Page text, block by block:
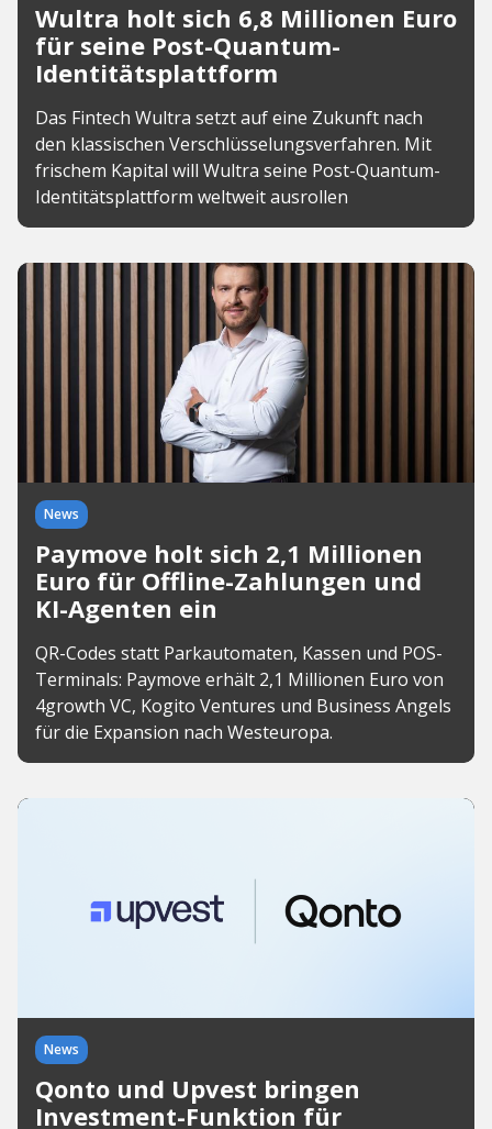
Wultra holt sich 6,8 Millionen Euro
für seine Post-Quantum-
Identitätsplattform
Das Fintech Wultra setzt auf eine Zukunft nach
den klassischen Verschlüsselungsverfahren. Mit
frischem Kapital will Wultra seine Post-Quantum-
Identitätsplattform weltweit ausrollen
News
Paymove holt sich 2,1 Millionen
Euro für Offline-Zahlungen und
KI-Agenten ein
QR-Codes statt Parkautomaten, Kassen und POS-
Terminals: Paymove erhält 2,1 Millionen Euro von
4growth VC, Kogito Ventures und Business Angels
für die Expansion nach Westeuropa.
News
Qonto und Upvest bringen
Investment-Funktion für